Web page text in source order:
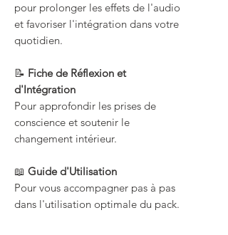
pour prolonger les effets de l'audio
et favoriser l'intégration dans votre
quotidien.
📝 Fiche de Réflexion et
d'Intégration
Pour approfondir les prises de
conscience et soutenir le
changement intérieur.
📖 Guide d'Utilisation
Pour vous accompagner pas à pas
dans l'utilisation optimale du pack.